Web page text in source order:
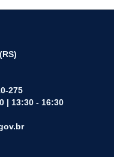
275
| 13:30 - 16:30